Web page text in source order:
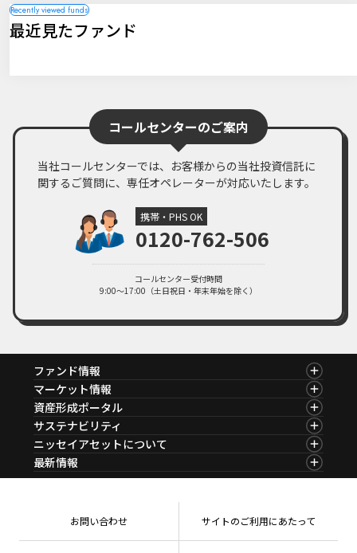
臨時レポート「9月FOMC 約4年半ぶりとなる利下げを決定」
2024年09月19日
最近見たファンド
コールセンターのご案内
当社コールセンターでは、お客様からの当社投資信託に
関するご質問に、専任オペレーターが対応いたします。
携帯・PHS OK
0120-762-506
コールセンター受付時間
9:00～17:00（土日祝日・年末年始を除く）
ファンド情報
ファンド情報TOP
基準価額一覧
ファンド検索
ファンド比較
決算カレンダー
海外休日カレンダー
投資信託新商品のご案内
ちょこっと3分！ファンドシアター
有価証券届出書の効力の発生の有無について
こだわりのインデックスファンド 購入・換金手数料
なしシリーズ
マーケット情報
マーケット情報TOP
マーケット指数
マーケットレポート
コラム
ファンドレポート
資産形成ポータル
資産形成ポータルTOP
資産形成サービス
Nダイレクト
資産形成サポート
NAMシティ
サステナビリティ
サステナビリティTOP
サステナビリティ経営
サステナブル投資
ニッセイアセットについて
ニッセイアセットについてTOP
会社情報
方針・その他開示情報
公式キャラクターのご紹介
最新情報
マーケットニュース
メディアお問い合わせ サイトのご利用にあたって